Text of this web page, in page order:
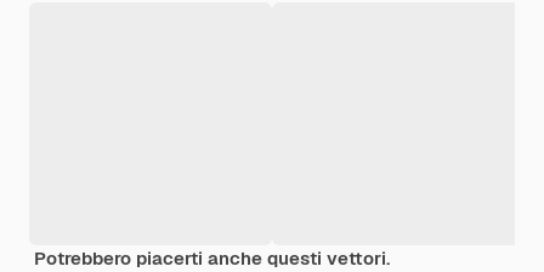
Potrebbero piacerti anche questi vettori.